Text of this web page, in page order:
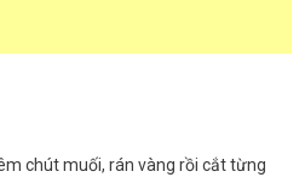
chút muối, rán vàng rồi cắt từng